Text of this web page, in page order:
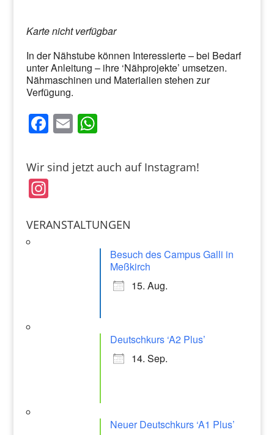
Karte nicht verfügbar
In der Nähstube können Interessierte – bei Bedarf
unter Anleitung – ihre ‘Nähprojekte’ umsetzen.
Nähmaschinen und Materialien stehen zur
Verfügung.
F
c
e
b
o
E
ai
l
W
at
p
Wir sind jetzt auch auf Instagram!
In
a
VERANSTALTUNGEN
Besuch des Campus Galli in
Meßkirch
15. Aug.
Deutschkurs ‘A2 Plus’
14. Sep.
Neuer Deutschkurs ‘A1 Plus’